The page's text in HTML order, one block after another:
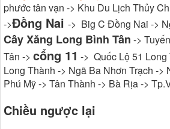
phước tân vạn -> Khu Du Lịch Thủy
->Đồng Nai -> Big C Đồng Nai ->
Cây Xăng Long Bình Tân ->
Tân -> cổng 11 -> Quốc Lộ 51 Long
Long Thành -> Ngã Ba Nhơn Trạch ->
Phú Mỹ -> Tân Thành -> Bà Rịa ->
Chiều ngược lại